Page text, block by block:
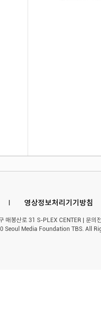
l 영상정보처리기기방침
매봉산로 31 S-PLEX CENTER | 문
Seoul Media Foundation TBS. All